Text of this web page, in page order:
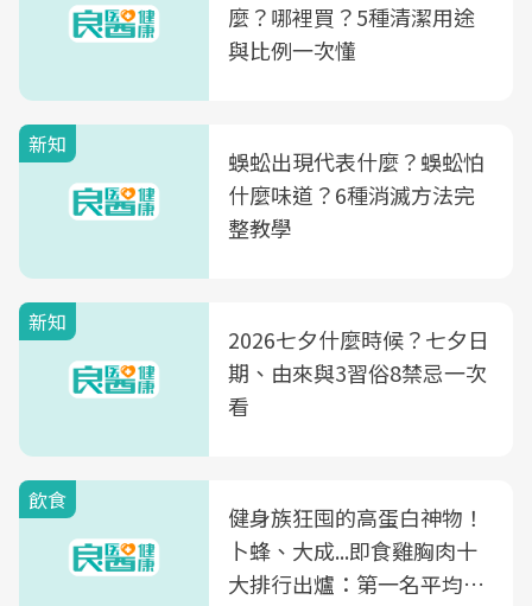
麼？哪裡買？5種清潔用途
與比例一次懂
新知
蜈蚣出現代表什麼？蜈蚣怕
什麼味道？6種消滅方法完
整教學
新知
2026七夕什麼時候？七夕日
期、由來與3習俗8禁忌一次
看
飲食
健身族狂囤的高蛋白神物！
卜蜂、大成...即食雞胸肉十
大排行出爐：第一名平均一